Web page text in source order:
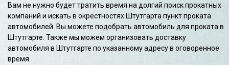
Вам не нужно будет тратить время на долгий поиск прокатных
компаний и искать в окрестностях Штутгарта пункт проката
автомобилей. Вы можете подобрать автомобиль для проката в
Штутгарте. Также мы можем организовать доставку
автомобиля в Штутгарте по указанному адресу в оговоренное
время.